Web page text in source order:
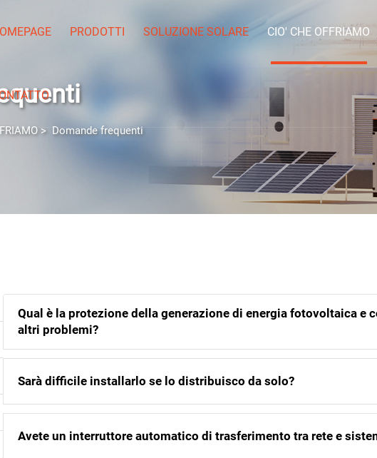
PRODOTTI SOLUZIONE SOLARE CIO' CHE OFFRIAMO
> Domande frequenti
Qual è la protezione della generazione di energia fotovoltaica
altri problemi?
Sarà difficile installarlo se lo distribuisco da solo?
Avete un interruttore automatico di trasferimento tra rete e